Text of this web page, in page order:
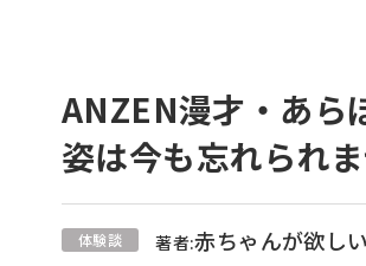
ANZEN漫才・あら
姿は今も忘れられま
体験談 著者:赤ちゃんが欲し